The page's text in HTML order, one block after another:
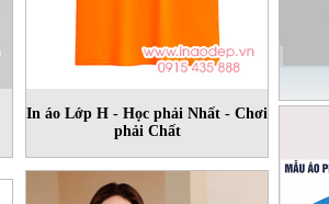
In áo Lớp H - Học phải Nhất - Chơi
phải Chất